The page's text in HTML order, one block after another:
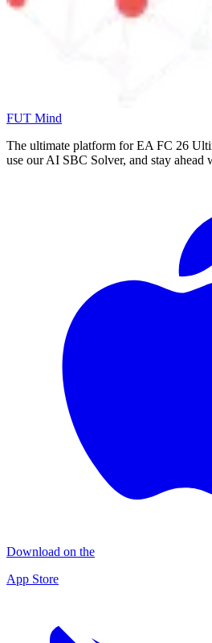
FUT Mind
The ultimate platform for EA FC 26
use our AI SBC Solver, and stay ahead
Download on the
App Store